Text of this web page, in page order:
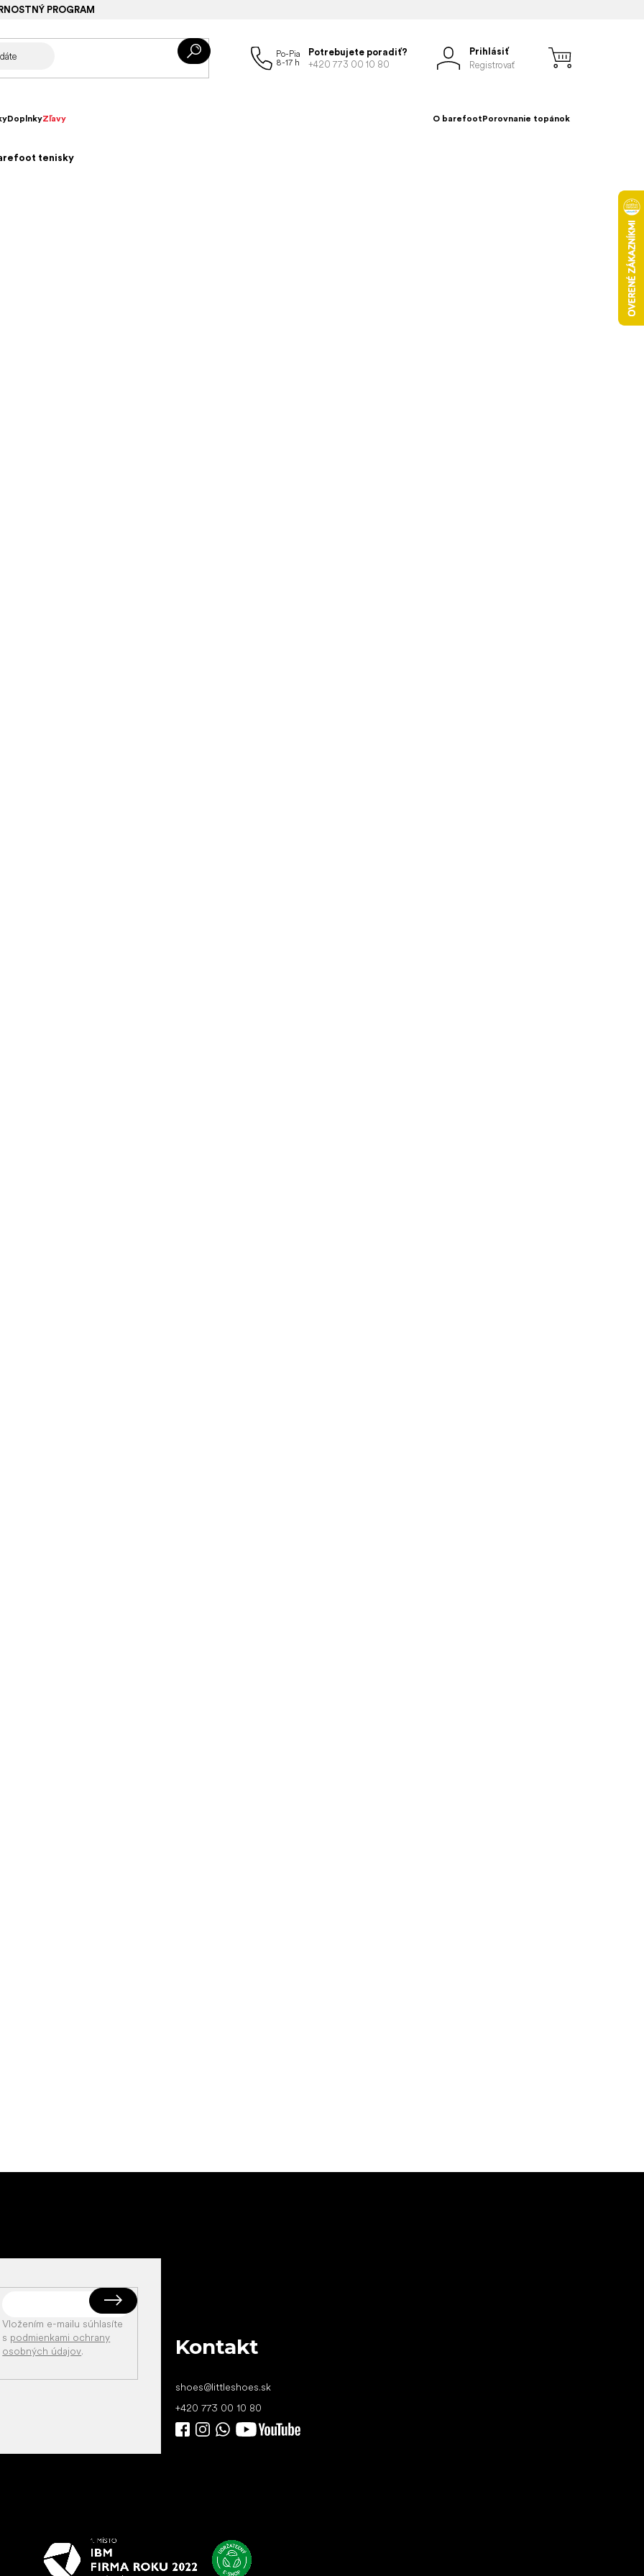
PROGRAM
Potrebujete poradiť?
+420 773 00 10 80
Prihlásiť
Registrovať
DoplnkyZľavy O barefootPorovnanie topánok
tenisky
Vložením e-mailu súhlasíte
s podmienkami ochrany
osobných údajov. Kontakt
shoes@littleshoes.sk
+420 773 00 10 80